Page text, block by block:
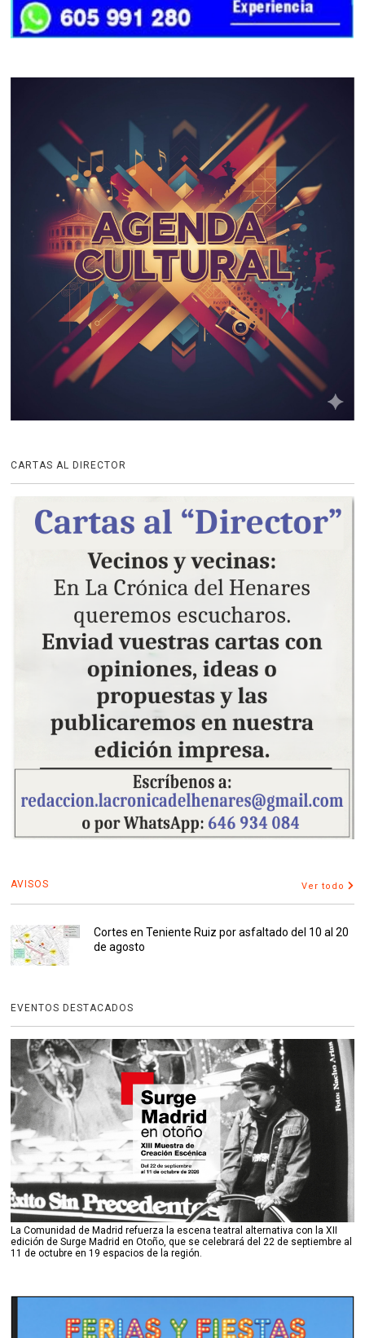
CARTAS AL DIRECTOR
AVISOS Ver todo
Cortes en Teniente Ruiz por asfaltado del 10 al 20
de agosto
EVENTOS DESTACADOS
La Comunidad de Madrid refuerza la escena teatral alternativa con la XII
edición de Surge Madrid en Otoño, que se celebrará del 22 de septiembre al
11 de octubre en 19 espacios de la región.